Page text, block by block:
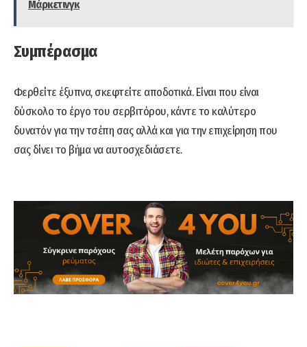
Μάρκετινγκ
Συμπέρασμα
Φερθείτε έξυπνα, σκεφτείτε αποδοτικά. Είναι που είναι
δύσκολο το έργο του σερβιτόρου, κάντε το καλύτερο
δυνατόν για την τσέπη σας αλλά και για την επιχείρηση που
σας δίνει το βήμα να αυτοσχεδιάσετε.